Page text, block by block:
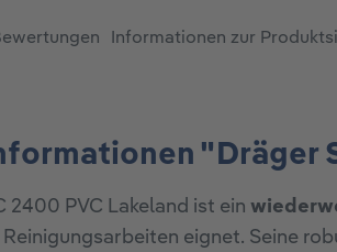
Informationen zur
"Dräger
2400 PVC Lakeland ist ein
eignet. Seine